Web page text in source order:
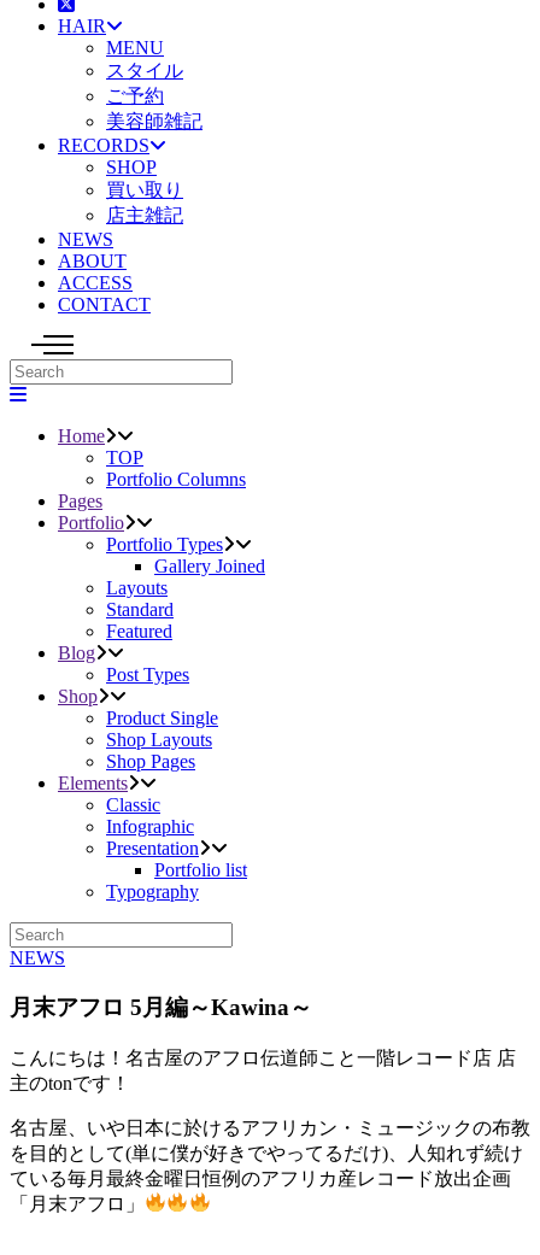
HAIR
MENU
スタイル
ご予約
美容師雑記
RECORDS
SHOP
買い取り
店主雑記
NEWS
ABOUT
ACCESS
CONTACT
Home
TOP
Portfolio Columns
Pages
Portfolio
Portfolio Types
Gallery Joined
Layouts
Standard
Featured
Blog
Post Types
Shop
Product Single
Shop Layouts
Shop Pages
Elements
Classic
Infographic
Presentation
Portfolio list
Typography
NEWS
月末アフロ 5月編～Kawina～
こんにちは！名古屋のアフロ伝道師こと一階レコード店 店
主のtonです！
名古屋、いや日本に於けるアフリカン・ミュージックの布教
を目的として(単に僕が好きでやってるだけ)、人知れず続け
ている毎月最終金曜日恒例のアフリカ産レコード放出企画
「月末アフロ」